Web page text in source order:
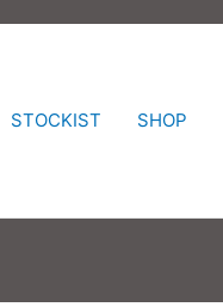
STOCKIST
SHOP